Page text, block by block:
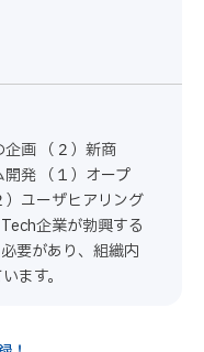
画 （２）新商
発 （１）オープ
）ユーザヒアリング
企業が勃興する
要があり、組織内
ます。